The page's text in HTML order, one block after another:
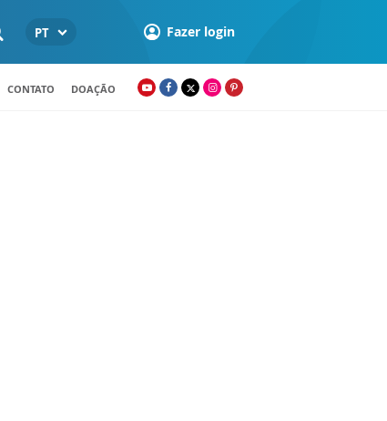
PT Fazer login
CONTATO DOAÇÃO